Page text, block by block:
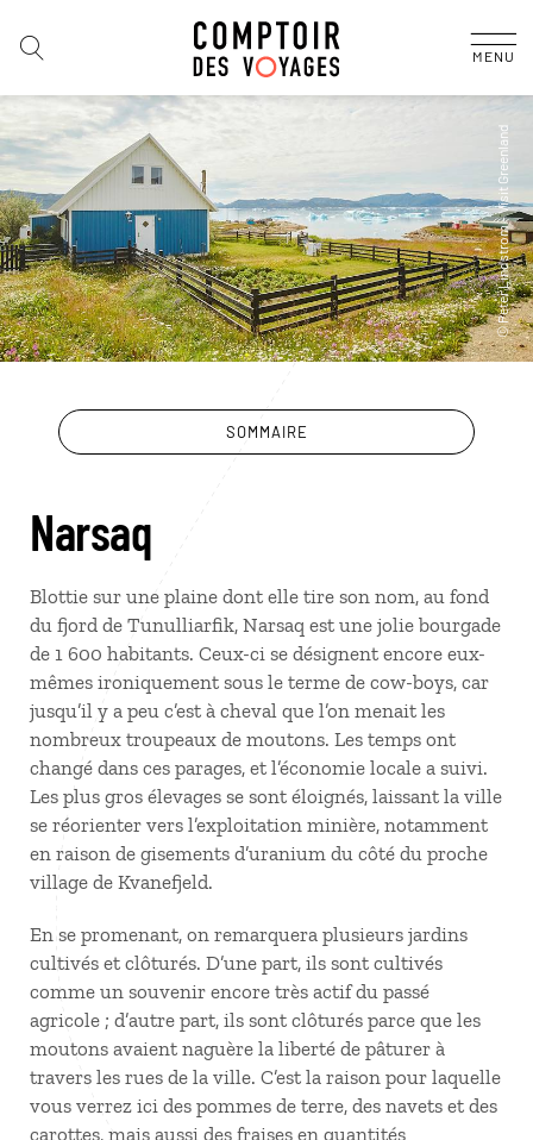
MENU
SOMMAIRE
Narsaq
Blottie sur une plaine dont elle tire son nom, au fond
du fjord de Tunulliarfik, Narsaq est une jolie bourgade
de 1 600 habitants. Ceux-ci se désignent encore eux-
mêmes ironiquement sous le terme de cow-boys, car
jusqu’il y a peu c’est à cheval que l’on menait les
nombreux troupeaux de moutons. Les temps ont
changé dans ces parages, et l’économie locale a suivi.
Les plus gros élevages se sont éloignés, laissant la ville
se réorienter vers l’exploitation minière, notamment
en raison de gisements d’uranium du côté du proche
village de Kvanefjeld.
En se promenant, on remarquera plusieurs jardins
cultivés et clôturés. D’une part, ils sont cultivés
comme un souvenir encore très actif du passé
agricole ; d’autre part, ils sont clôturés parce que les
moutons avaient naguère la liberté de pâturer à
travers les rues de la ville. C’est la raison pour laquelle
vous verrez ici des pommes de terre, des navets et des
carottes, mais aussi des fraises en quantités